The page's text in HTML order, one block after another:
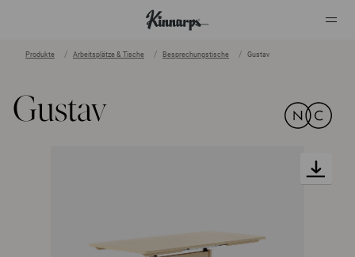
Produkte Arbeitsplätze & Tische Besprechungstische Gustav
Gustav